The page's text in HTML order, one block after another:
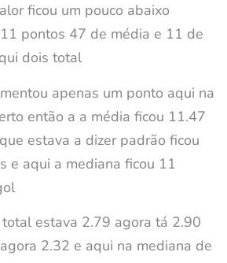
ficou um pouco abaixo
pontos 47 de média e 11 de
dois total
apenas um ponto aqui na
então a a média ficou 11.47
estava a dizer padrão ficou
e aqui a mediana ficou 11
estava 2.79 agora tá 2.90
2.32 e aqui na mediana de